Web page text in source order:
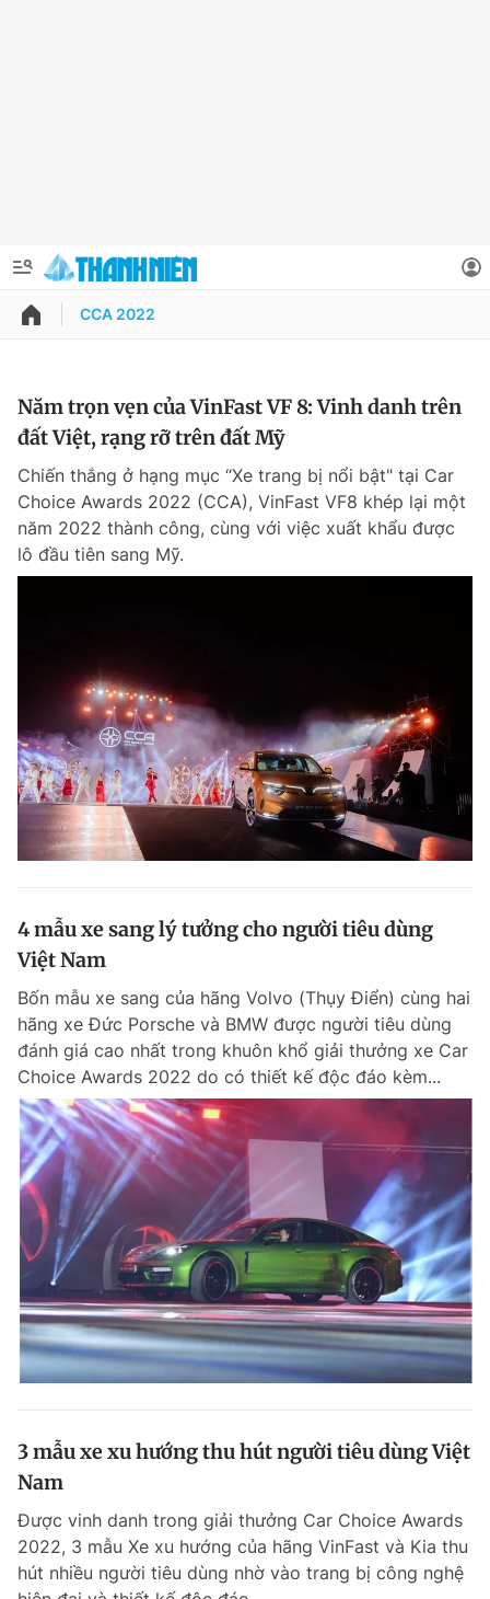
QUẢNG CÁO
Chuyên mục khác
Chào ngày mới
Sản phẩm khác
Tiện ích Bạn cần biết
Đọc Thanh Niên trên điện thoại
Theo dõi báo trên
Hotline
0906 645 777
Liên hệ quảng cáo
0908 780 404
Đặt báo Quảng cáo RSS Tòa soạn Chính sách bảo
Tổng biên tập: Nguyễn Ngọc Toàn
Phó tổng biên tập: Trần Việt Hưng
Tổng thư ký tòa soạn: Đức Trung
Giấy phép xuất bản số 110/GP - BTTTT cấp ngày 24.3.2020
© 2003-2026 Bản quyền thuộc về Báo Thanh Niên. Cấm sao chép
dưới mọi hình thức nếu không có sự chấp thuận bằng văn bản.
Phát triển bởi ePi Technologies, JSC.
Thông tin tài khoản
Đổi mật khẩu
Tin đã lưu
Tin đã xem
CCA 2022
Năm trọn vẹn của VinFast VF 8: Vinh danh trên
đất Việt, rạng rỡ trên đất Mỹ
Chiến thắng ở hạng mục “Xe trang bị nổi bật" tại Car
Choice Awards 2022 (CCA), VinFast VF8 khép lại một
năm 2022 thành công, cùng với việc xuất khẩu được
lô đầu tiên sang Mỹ.
4 mẫu xe sang lý tưởng cho người tiêu dùng
Việt Nam
Bốn mẫu xe sang của hãng Volvo (Thụy Điển) cùng hai
hãng xe Đức Porsche và BMW được người tiêu dùng
đánh giá cao nhất trong khuôn khổ giải thưởng xe Car
Choice Awards 2022 do có thiết kế độc đáo kèm...
3 mẫu xe xu hướng thu hút người tiêu dùng Việt
Nam
Được vinh danh trong giải thưởng Car Choice Awards
2022, 3 mẫu Xe xu hướng của hãng VinFast và Kia thu
hút nhiều người tiêu dùng nhờ vào trang bị công nghệ